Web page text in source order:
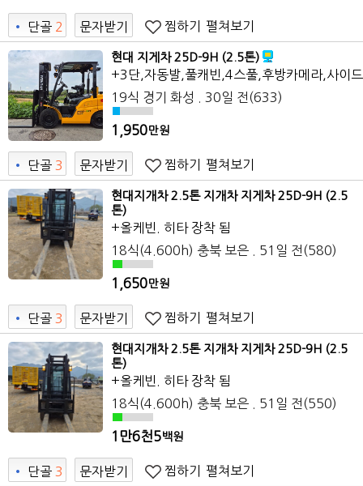
• 단골 2 문자받기 찜하기 펼쳐보기
현대 지게차 25D-9H (2.5톤)
+3단,자동발,풀캐빈,4스풀,후방카메라,사이
19식 경기 화성 . 30일 전(633)
1,950만원
• 단골 3 문자받기 찜하기 펼쳐보기
현대지개차 2.5톤 지개차 지게차 25D-9H (2.5
톤)
+올케빈. 히타 장착 됨
18식(4.600h) 충북 보은 . 51일 전(580)
1,650만원
• 단골 3 문자받기 찜하기 펼쳐보기
현대지개차 2.5톤 지개차 지게차 25D-9H (2.5
톤)
+올케빈. 히타 장착 됨
18식(4.600h) 충북 보은 . 51일 전(550)
1만6천5백원
• 단골 3 문자받기 찜하기 펼쳐보기